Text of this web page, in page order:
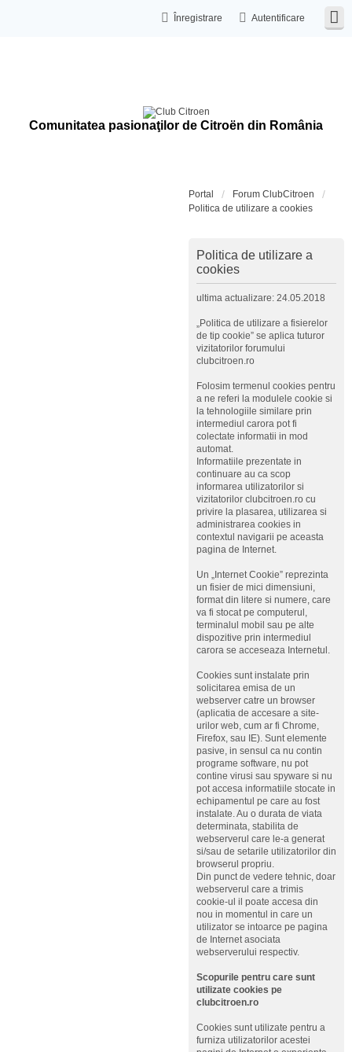
Autentificare
Înregistrare
Comunitatea pasionaţilor de Citroën din România
Portal
Forum ClubCitroen
Politica de utilizare a cookies
Politica de utilizare a
cookies
ultima actualizare: 24.05.2018
„Politica de utilizare a fisierelor
de tip cookie” se aplica tuturor
vizitatorilor forumului
clubcitroen.ro
Folosim termenul cookies pentru
a ne referi la modulele cookie si
la tehnologiile similare prin
intermediul carora pot fi
colectate informatii in mod
automat.
Informatiile prezentate in
continuare au ca scop
informarea utilizatorilor si
vizitatorilor clubcitroen.ro cu
privire la plasarea, utilizarea si
administrarea cookies in
contextul navigarii pe aceasta
pagina de Internet.
Un „Internet Cookie” reprezinta
un fisier de mici dimensiuni,
format din litere si numere, care
va fi stocat pe computerul,
terminalul mobil sau pe alte
dispozitive prin intermediul
carora se acceseaza Internetul.
Cookies sunt instalate prin
solicitarea emisa de un
webserver catre un browser
(aplicatia de accesare a site-
urilor web, cum ar fi Chrome,
Firefox, sau IE). Sunt elemente
pasive, in sensul ca nu contin
programe software, nu pot
contine virusi sau spyware si nu
pot accesa informatiile stocate in
echipamentul pe care au fost
instalate. Au o durata de viata
determinata, stabilita de
webserverul care le-a generat
si/sau de setarile utilizatorilor din
browserul propriu.
Din punct de vedere tehnic, doar
webserverul care a trimis
cookie-ul il poate accesa din
nou in momentul in care un
utilizator se intoarce pe pagina
de Internet asociata
webserverului respectiv.
Scopurile pentru care sunt
utilizate cookies pe
clubcitroen.ro
Cookies sunt utilizate pentru a
furniza utilizatorilor acestei